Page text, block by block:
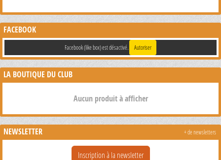
FACEBOOK
Facebook (like box) est désactivé. Autoriser
LA BOUTIQUE DU CLUB
Aucun produit à afficher
NEWSLETTER
Inscription à la newsletter
+ de newsletters